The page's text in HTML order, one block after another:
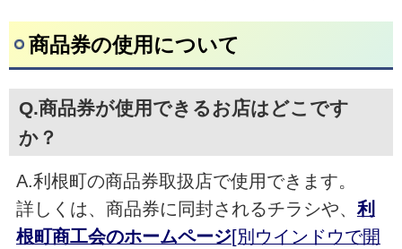
商品券の使用について
Q.商品券が使用できるお店はどこです
か？
A.利根町の商品券取扱店で使用できます。
詳しくは、商品券に同封されるチラシや、利
根町商工会のホームページ[別ウインドウで開